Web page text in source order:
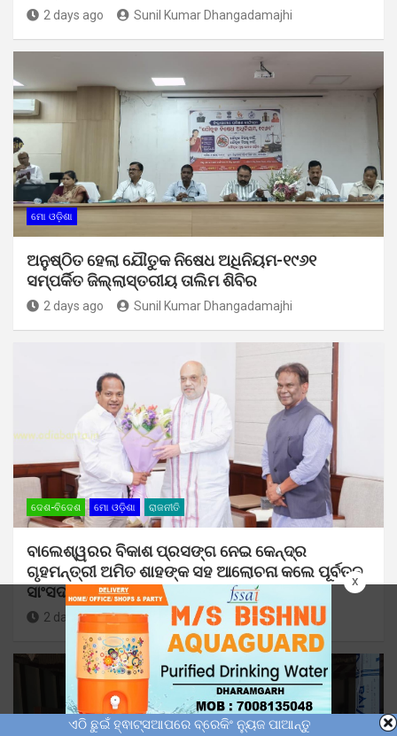
x
2 days ago Sunil Kumar Dhangadamajhi
ମୋ ଓଡ଼ିଶା
ଅନୁଷ୍ଠିତ ହେଲା ଯୌତୁକ ନିଷେଧ ଅଧିନିୟମ-୧୯୬୧
ସମ୍ପର୍କିତ ଜିଲ୍ଲାସ୍ତରୀୟ ତାଲିମ ଶିବିର
2 days ago Sunil Kumar Dhangadamajhi
ଦେଶ-ବିଦେଶ ମୋ ଓଡ଼ିଶା ରାଜନୀତି
ବାଲେଶ୍ୱରର ବିକାଶ ପ୍ରସଙ୍ଗ ନେଇ କେନ୍ଦ୍ର
ଗୃହମନ୍ତ୍ରୀ ଅମିତ ଶାହଙ୍କ ସହ ଆଲୋଚନା କଲେ ପୂର୍ବତନ
ସାଂସଦ ରବୀନ୍ଦ୍ର ଜେନା
2 days ago Sunil Kumar Dhangadamajhi
ଏଠି ଛୁଇଁ ହ୍ଵାଟ୍ସଆପରେ ବ୍ରେକିଂ ନ୍ୟୁଜ ପାଆନ୍ତୁ